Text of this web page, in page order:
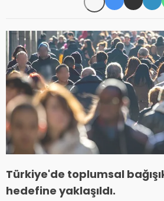
Türkiye'de toplumsal
hedefine yaklaşıldı.